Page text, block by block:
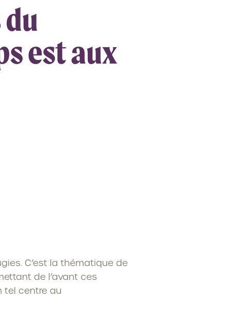
est aux
C’est la thématique de
de l’avant ces
tel centre au